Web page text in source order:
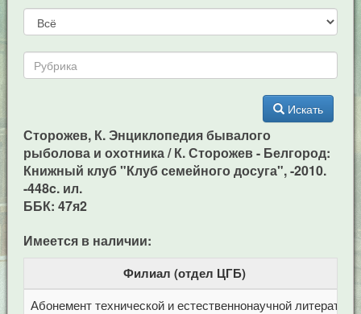
Искать
Сторожев, К. Энциклопедия бывалого
рыболова и охотника / К. Сторожев - Белгород:
Книжный клуб "Клуб семейного досуга", -2010.
-448c. ил.
ББК: 47я2
Имеется в наличии:
Филиал (отдел ЦГБ)
Абонемент технической и естественнонаучной литерат